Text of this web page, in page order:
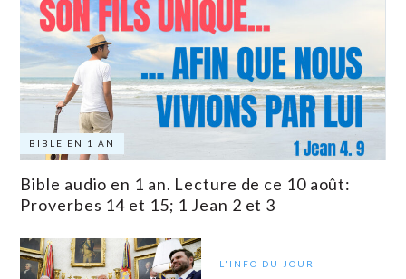
BIBLE EN 1 AN
Bible audio en 1 an. Lecture de ce 10 août:
Proverbes 14 et 15; 1 Jean 2 et 3
L'INFO DU JOUR